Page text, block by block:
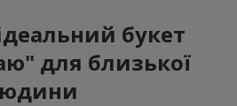
букет
для близької